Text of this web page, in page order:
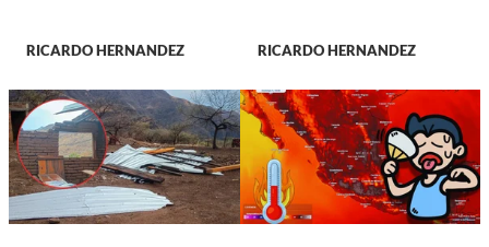
RICARDO HERNANDEZ RICARDO HERNANDEZ